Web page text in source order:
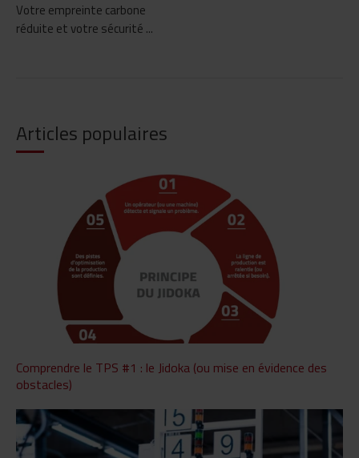
Votre empreinte carbone
réduite et votre sécurité ...
Articles populaires
Comprendre le TPS #1 : le Jidoka (ou mise en évidence des
obstacles)